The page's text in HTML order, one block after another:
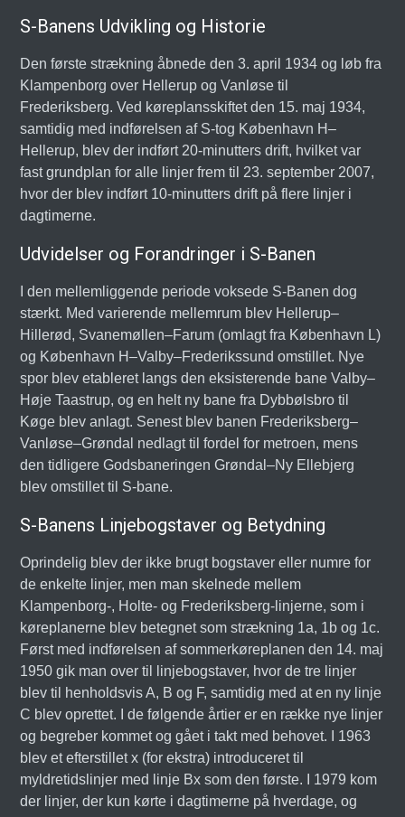
S-Banens Udvikling og Historie
Den første strækning åbnede den 3. april 1934 og løb fra
Klampenborg over Hellerup og Vanløse til
Frederiksberg. Ved køreplansskiftet den 15. maj 1934,
samtidig med indførelsen af S-tog København H–
Hellerup, blev der indført 20-minutters drift, hvilket var
fast grundplan for alle linjer frem til 23. september 2007,
hvor der blev indført 10-minutters drift på flere linjer i
dagtimerne.
Udvidelser og Forandringer i S-Banen
I den mellemliggende periode voksede S-Banen dog
stærkt. Med varierende mellemrum blev Hellerup–
Hillerød, Svanemøllen–Farum (omlagt fra København L)
og København H–Valby–Frederikssund omstillet. Nye
spor blev etableret langs den eksisterende bane Valby–
Høje Taastrup, og en helt ny bane fra Dybbølsbro til
Køge blev anlagt. Senest blev banen Frederiksberg–
Vanløse–Grøndal nedlagt til fordel for metroen, mens
den tidligere Godsbaneringen Grøndal–Ny Ellebjerg
blev omstillet til S-bane.
S-Banens Linjebogstaver og Betydning
Oprindelig blev der ikke brugt bogstaver eller numre for
de enkelte linjer, men man skelnede mellem
Klampenborg-, Holte- og Frederiksberg-linjerne, som i
køreplanerne blev betegnet som strækning 1a, 1b og 1c.
Først med indførelsen af sommerkøreplanen den 14. maj
1950 gik man over til linjebogstaver, hvor de tre linjer
blev til henholdsvis A, B og F, samtidig med at en ny linje
C blev oprettet. I de følgende årtier er en række nye linjer
og begreber kommet og gået i takt med behovet. I 1963
blev et efterstillet x (for ekstra) introduceret til
myldretidslinjer med linje Bx som den første. I 1979 kom
der linjer, der kun kørte i dagtimerne på hverdage, og